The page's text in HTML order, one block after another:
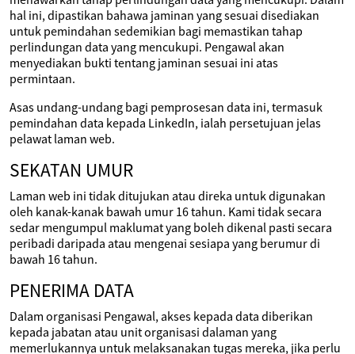
hal ini, dipastikan bahawa jaminan yang sesuai disediakan
untuk pemindahan sedemikian bagi memastikan tahap
perlindungan data yang mencukupi. Pengawal akan
menyediakan bukti tentang jaminan sesuai ini atas
permintaan.
Asas undang-undang bagi pemprosesan data ini, termasuk
pemindahan data kepada LinkedIn, ialah persetujuan jelas
pelawat laman web.
SEKATAN UMUR
Laman web ini tidak ditujukan atau direka untuk digunakan
oleh kanak-kanak bawah umur 16 tahun. Kami tidak secara
sedar mengumpul maklumat yang boleh dikenal pasti secara
peribadi daripada atau mengenai sesiapa yang berumur di
bawah 16 tahun.
PENERIMA DATA
Dalam organisasi Pengawal, akses kepada data diberikan
kepada jabatan atau unit organisasi dalaman yang
memerlukannya untuk melaksanakan tugas mereka, jika perlu